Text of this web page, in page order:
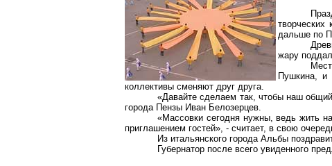
творческих
дальше по
жару
Пушкина, и
коллективы сменяют друг друга.
«Давайте сделаем так, чтобы наш
города Пензы Иван Белозерцев.
«Массовки сегодня нужны, ведь жить
приглашением гостей», - считает, в свою
Из итальянского города Альбы
Губернатор после всего увиденного